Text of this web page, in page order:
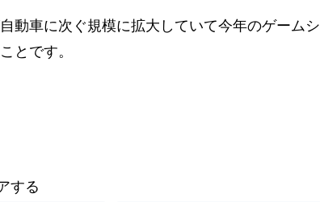
動車に次ぐ規模に拡大していて今年のゲームシ
とです。
する